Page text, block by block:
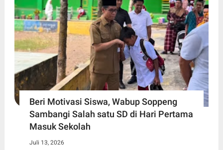
Beri Motivasi Siswa, Wabup Soppeng
Sambangi Salah satu SD di Hari Pertama
Masuk Sekolah
Juli 13, 2026